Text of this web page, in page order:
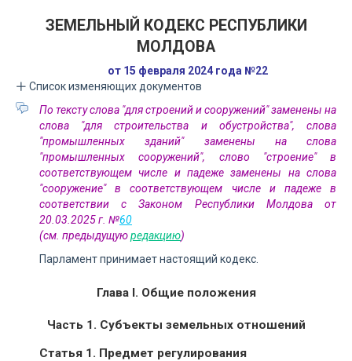
ЗЕМЕЛЬНЫЙ КОДЕКС РЕСПУБЛИКИ
МОЛДОВА
от 15 февраля 2024 года №22
Список изменяющих документов
По тексту слова "для строений и сооружений" заменены на
слова "для строительства и обустройства", слова
"промышленных зданий" заменены на слова
"промышленных сооружений", слово "строение" в
соответствующем числе и падеже заменены на слова
"сооружение" в соответствующем числе и падеже в
соответствии с Законом Республики Молдова от
20.03.2025 г. №60
(см. предыдущуюредакцию)
Парламент принимает настоящий кодекс.
Глава I. Общие положения
Часть 1. Субъекты земельных отношений
Статья 1. Предмет регулирования